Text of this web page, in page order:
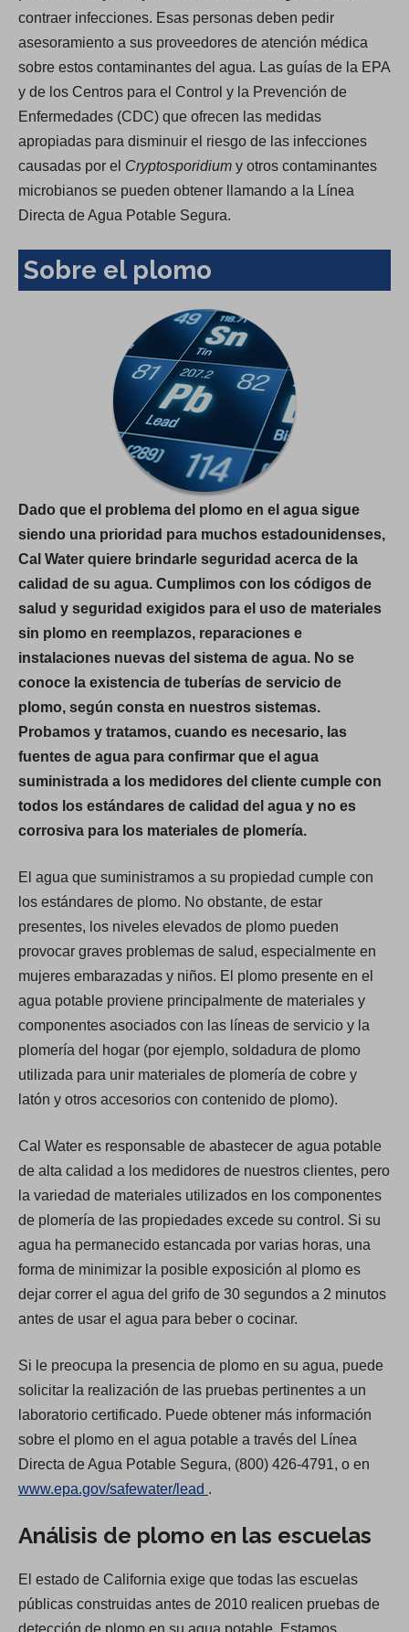
contraer infecciones. Esas personas deben pedir
asesoramiento a sus proveedores de atención médica
sobre estos contaminantes del agua. Las guías de la EPA
y de los Centros para el Control y la Prevención de
Enfermedades (CDC) que ofrecen las medidas
apropiadas para disminuir el riesgo de las infecciones
causadas por el Cryptosporidium y otros contaminantes
microbianos se pueden obtener llamando a la Línea
Directa de Agua Potable Segura.
Sobre el plomo
Dado que el problema del plomo en el agua sigue
siendo una prioridad para muchos estadounidenses,
Cal Water quiere brindarle seguridad acerca de la
calidad de su agua. Cumplimos con los códigos de
salud y seguridad exigidos para el uso de materiales
sin plomo en reemplazos, reparaciones e
instalaciones nuevas del sistema de agua. No se
conoce la existencia de tuberías de servicio de
plomo, según consta en nuestros sistemas.
Probamos y tratamos, cuando es necesario, las
fuentes de agua para confirmar que el agua
suministrada a los medidores del cliente cumple con
todos los estándares de calidad del agua y no es
corrosiva para los materiales de plomería.
El agua que suministramos a su propiedad cumple con
los estándares de plomo. No obstante, de estar
presentes, los niveles elevados de plomo pueden
provocar graves problemas de salud, especialmente en
mujeres embarazadas y niños. El plomo presente en el
agua potable proviene principalmente de materiales y
componentes asociados con las líneas de servicio y la
plomería del hogar (por ejemplo, soldadura de plomo
utilizada para unir materiales de plomería de cobre y
latón y otros accesorios con contenido de plomo).
Cal Water es responsable de abastecer de agua potable
de alta calidad a los medidores de nuestros clientes, pero
la variedad de materiales utilizados en los componentes
de plomería de las propiedades excede su control. Si su
agua ha permanecido estancada por varias horas, una
forma de minimizar la posible exposición al plomo es
dejar correr el agua del grifo de 30 segundos a 2 minutos
antes de usar el agua para beber o cocinar.
Si le preocupa la presencia de plomo en su agua, puede
solicitar la realización de las pruebas pertinentes a un
laboratorio certificado. Puede obtener más información
sobre el plomo en el agua potable a través del Línea
Directa de Agua Potable Segura, (800) 426-4791, o en
www.epa.gov/safewater/lead
p
n
s
.
Análisis de plomo en las escuelas
El estado de California exige que todas las escuelas
públicas construidas antes de 2010 realicen pruebas de